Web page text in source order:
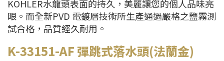
KOHLER水龍頭表面的持久，美麗讓您的個人品味亮
眼。而全新PVD 電鍍層技術所生產通過嚴格之鹽霧測
試合格，品質經久耐用。
K-33151-AF彈跳式落水頭(法蘭金)